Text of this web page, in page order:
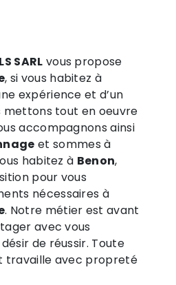
SARL vous propose
, si vous habitez à
expérience et d’un
mettons tout en oeuvre
accompagnons ainsi
et sommes à
habitez à Benon,
pour vous
nécessaires à
. Notre métier est avant
avec vous
de réussir. Toute
travaille avec propreté